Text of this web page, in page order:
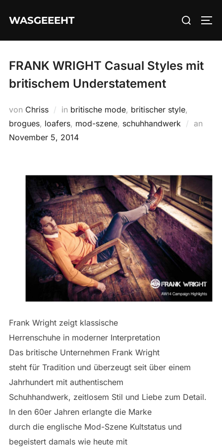
InhaltWASGEEEHT
Suchen
FRANK WRIGHT Casual Styles mit
britischem Understatement
von Chriss in britische mode, britischer style,
brogues, loafers, mod-szene, schuhhandwerk an
November 5, 2014
Frank Wright zeigt klassische
Herrenschuhe in moderner Interpretation
Das britische Unternehmen Frank Wright
steht für Tradition und überzeugt seit über einem
Jahrhundert mit authentischem
Schuhhandwerk, zeitlosem Stil und Liebe zum Detail.
In den 60er Jahren erlangte die Marke
durch die englische Mod-Szene Kultstatus und
begeistert damals wie heute mit